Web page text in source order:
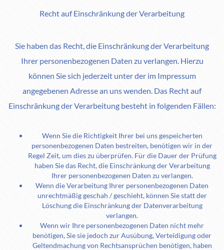
Recht auf Einschränkung der Verarbeitung
Sie haben das Recht, die Einschränkung der Verarbeitung
Ihrer personenbezogenen Daten zu verlangen. Hierzu
können Sie sich jederzeit unter der im Impressum
angegebenen Adresse an uns wenden. Das Recht auf
Einschränkung der Verarbeitung besteht in folgenden Fällen:
Wenn Sie die Richtigkeit Ihrer bei uns gespeicherten
personenbezogenen Daten bestreiten, benötigen wir in der
Regel Zeit, um dies zu überprüfen. Für die Dauer der Prüfung
haben Sie das Recht, die Einschränkung der Verarbeitung
Ihrer personenbezogenen Daten zu verlangen.
Wenn die Verarbeitung Ihrer personenbezogenen Daten
unrechtmäßig geschah / geschieht, können Sie statt der
Löschung die Einschränkung der Datenverarbeitung
verlangen.
Wenn wir Ihre personenbezogenen Daten nicht mehr
benötigen, Sie sie jedoch zur Ausübung, Verteidigung oder
Geltendmachung von Rechtsansprüchen benötigen, haben